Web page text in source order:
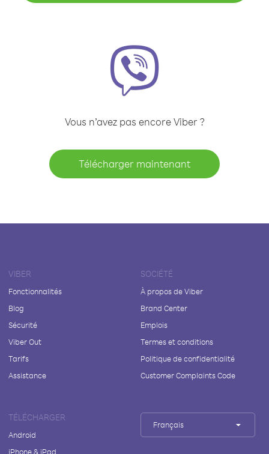
Vous n’avez pas encore Viber ?
Télécharger maintenant
VIBER
Fonctionnalités
Blog
Sécurité
Viber Out
Tarifs
Assistance
SOCIÉTÉ
À propos de Viber
Brand Center
Emplois
Termes et conditions
Politique de confidentialité
Customer Complaints Code
TÉLÉCHARGER
Android
iPhone & iPad
Français